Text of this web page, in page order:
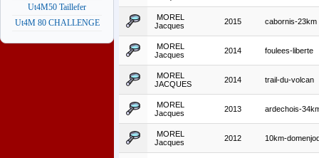
Ut4M50 Taillefer
Ut4M 80 CHALLENGE
MOREL
Jacques
2015 cabornis-23km
MOREL
Jacques
2014 foulees-liberte
MOREL
JACQUES
2014 trail-du-volcan
MOREL
Jacques
2013 ardechois-
MOREL
Jacques
2012 10km-